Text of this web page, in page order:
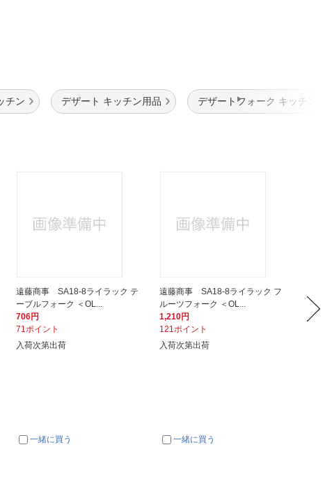
チン デザート キッチン用品 デザートフォーク キッチン
遠藤商事 SA18-8ライラック テ
ーブルフォーク ＜OL...
706円
71ポイント
入荷次第出荷
一緒に買う
遠藤商事 SA18-8ライラック フ
ルーツフォーク ＜OL...
1,210円
121ポイント
入荷次第出荷
一緒に買う
ィッ
1,810円